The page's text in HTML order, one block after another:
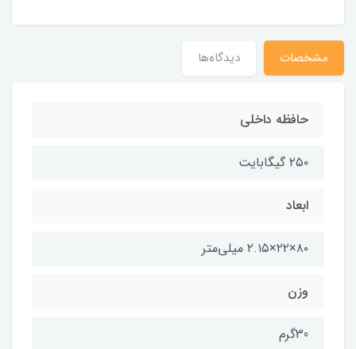
مشخصات دیدگاه‌ها
حافظه داخلی
۲۵۰ گیگابایت
ابعاد
۸۰×۲۲×۲.۱۵ میلی‌متر
وزن
30گرم